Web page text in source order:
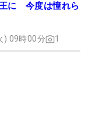
に 今度は憧れら
) 09時00分 1